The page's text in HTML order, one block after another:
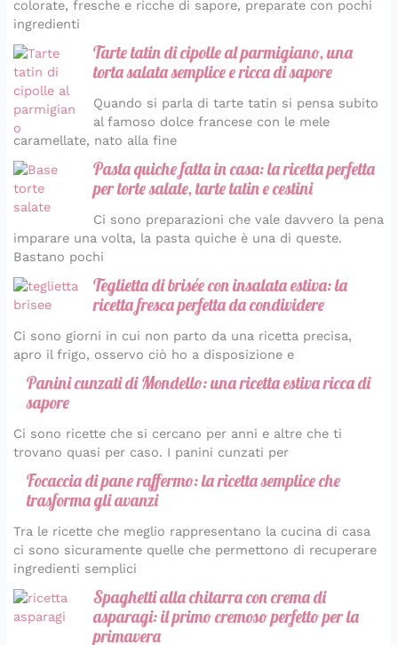
colorate, fresche e ricche di sapore, preparate con pochi
ingredienti
Tarte tatin di cipolle al parmigiano, una
torta salata semplice e ricca di sapore
Quando si parla di tarte tatin si pensa subito
al famoso dolce francese con le mele
caramellate, nato alla fine
Pasta quiche fatta in casa: la ricetta perfetta
per torte salate, tarte tatin e cestini
Ci sono preparazioni che vale davvero la pena
imparare una volta, la pasta quiche è una di queste.
Bastano pochi
Teglietta di brisée con insalata estiva: la
ricetta fresca perfetta da condividere
Ci sono giorni in cui non parto da una ricetta precisa,
apro il frigo, osservo ciò ho a disposizione e
Panini cunzati di Mondello: una ricetta estiva ricca di
sapore
Ci sono ricette che si cercano per anni e altre che ti
trovano quasi per caso. I panini cunzati per
Focaccia di pane raffermo: la ricetta semplice che
trasforma gli avanzi
Tra le ricette che meglio rappresentano la cucina di casa
ci sono sicuramente quelle che permettono di recuperare
ingredienti semplici
Spaghetti alla chitarra con crema di
asparagi: il primo cremoso perfetto per la
primavera